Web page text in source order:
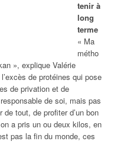
tenir à
long
terme
« Ma
métho
», explique Valérie
de protéines qui pose
de privation et de
de soi, mais pas
tout, de profiter d’un bon
a pris un ou deux kilos, en
pas la fin du monde, ces